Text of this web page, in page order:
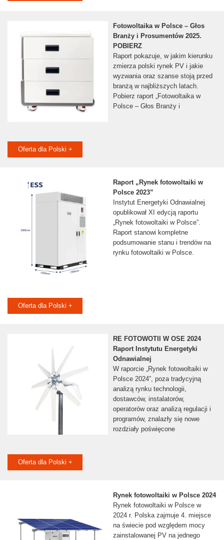
Fotowoltaika w Polsce – Głos
Branży i Prosumentów 2025.
POBIERZ
Raport pokazuje, w jakim kierunku
zmierza polski rynek PV i jakie
wyzwania oraz szanse stoją przed
branżą w najbliższych latach.
Pobierz raport „Fotowoltaika w
Polsce – Głos Branży i
Oferta dla Polski +
Raport „Rynek fotowoltaiki w
Polsce 2023”
Instytut Energetyki Odnawialnej
opublikował XI edycją raportu
„Rynek fotowoltaiki w Polsce”.
Raport stanowi kompletne
podsumowanie stanu i trendów na
rynku fotowoltaiki w Polsce.
Oferta dla Polski +
RE FOTOWOTII W OSE 2024
Raport Instytutu Energetyki
Odnawialnej
W raporcie „Rynek fotowoltaiki w
Polsce 2024”, poza tradycyjną
analizą rynku technologii,
dostawców, instalatorów,
operatorów oraz analizą regulacji i
programów, znalazły się nowe
rozdziały poświęcone
Oferta dla Polski +
Rynek fotowoltaiki w Polsce 2024
Rynek fotowoltaiki w Polsce w
2024 r. Polska zajmuje 4. miejsce
na świecie pod względem mocy
zainstalowanej PV na jednego